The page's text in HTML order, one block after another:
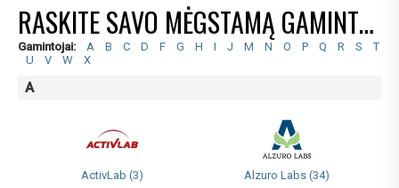
RASKITE SAVO MĖGSTAMĄ GAMINTOJĄ
Gamintojai: A B C D F G H I J M N O P Q R S
T
U
V W X
A
ActivLab (3) Alzuro Labs (34)